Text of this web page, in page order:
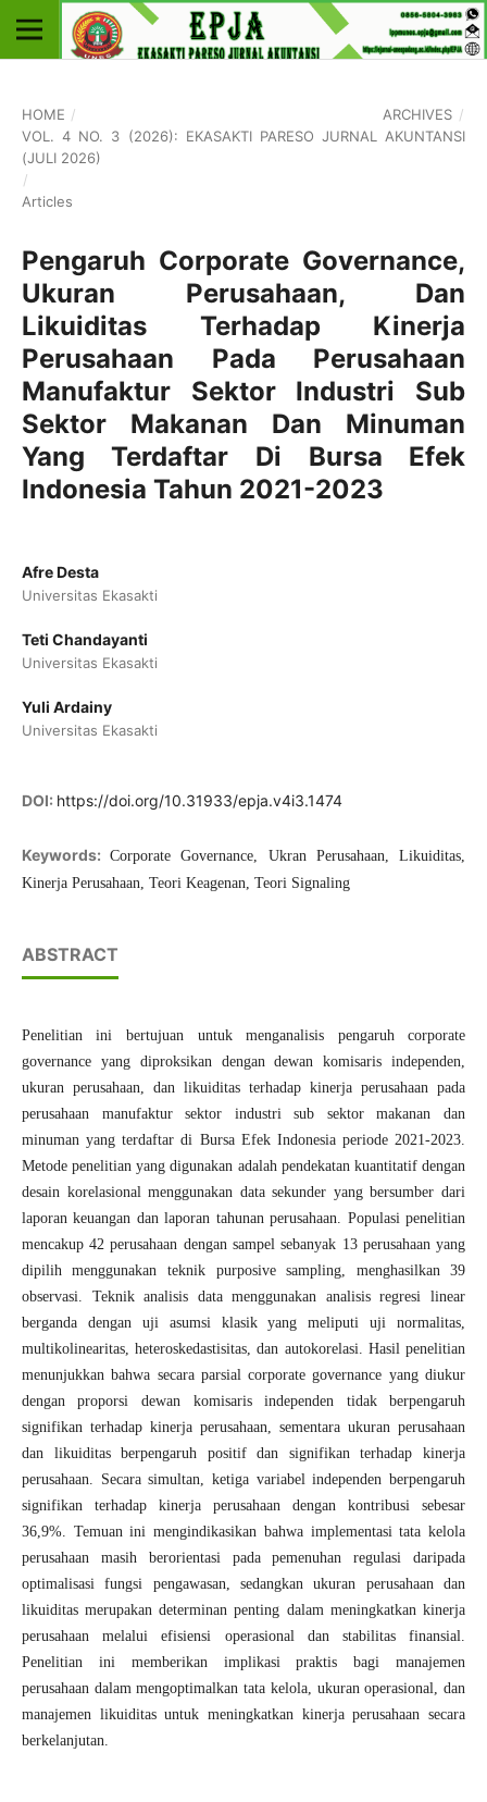
HOME / ARCHIVES /
VOL. 4 NO. 3 (2026): EKASAKTI PARESO JURNAL AKUNTANSI
(JULI 2026)
/
Articles
Pengaruh Corporate Governance,
Ukuran Perusahaan, Dan
Likuiditas Terhadap Kinerja
Perusahaan Pada Perusahaan
Manufaktur Sektor Industri Sub
Sektor Makanan Dan Minuman
Yang Terdaftar Di Bursa Efek
Indonesia Tahun 2021-2023
Afre Desta
Universitas Ekasakti
Teti Chandayanti
Universitas Ekasakti
Yuli Ardainy
Universitas Ekasakti
DOI: https://doi.org/10.31933/epja.v4i3.1474
Keywords:Corporate Governance, Ukran Perusahaan, Likuiditas,
Kinerja Perusahaan, Teori Keagenan, Teori Signaling
ABSTRACT
Penelitian ini bertujuan untuk menganalisis pengaruh corporate
governance yang diproksikan dengan dewan komisaris independen,
ukuran perusahaan, dan likuiditas terhadap kinerja perusahaan pada
perusahaan manufaktur sektor industri sub sektor makanan dan
minuman yang terdaftar di Bursa Efek Indonesia periode 2021-2023.
Metode penelitian yang digunakan adalah pendekatan kuantitatif dengan
desain korelasional menggunakan data sekunder yang bersumber dari
laporan keuangan dan laporan tahunan perusahaan. Populasi penelitian
mencakup 42 perusahaan dengan sampel sebanyak 13 perusahaan yang
dipilih menggunakan teknik purposive sampling, menghasilkan 39
observasi. Teknik analisis data menggunakan analisis regresi linear
berganda dengan uji asumsi klasik yang meliputi uji normalitas,
multikolinearitas, heteroskedastisitas, dan autokorelasi. Hasil penelitian
menunjukkan bahwa secara parsial corporate governance yang diukur
dengan proporsi dewan komisaris independen tidak berpengaruh
signifikan terhadap kinerja perusahaan, sementara ukuran perusahaan
dan likuiditas berpengaruh positif dan signifikan terhadap kinerja
perusahaan. Secara simultan, ketiga variabel independen berpengaruh
signifikan terhadap kinerja perusahaan dengan kontribusi sebesar
36,9%. Temuan ini mengindikasikan bahwa implementasi tata kelola
perusahaan masih berorientasi pada pemenuhan regulasi daripada
optimalisasi fungsi pengawasan, sedangkan ukuran perusahaan dan
likuiditas merupakan determinan penting dalam meningkatkan kinerja
perusahaan melalui efisiensi operasional dan stabilitas finansial.
Penelitian ini memberikan implikasi praktis bagi manajemen
perusahaan dalam mengoptimalkan tata kelola, ukuran operasional, dan
manajemen likuiditas untuk meningkatkan kinerja perusahaan secara
berkelanjutan.